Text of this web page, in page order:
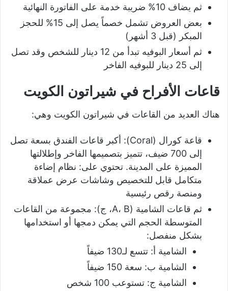
ثم يضاف 10% ضريبة خدمة على الفاتورة النهائية
بعض العروض تشمل خصماً يصل إلى 15% للحجز
المبكر (قبل 3 أشهر)
ثم أسعار البوفيه تبدأ من 12 دينار للشخص وقد تصل
إلى 25 دينار للبوفيه الفاخر
قاعات الأفراح في شيراتون الكويت
هناك العديد من القاعات في شيراتون الكويت وهي:
قاعة كورال (Coral): أكبر قاعات الفندق بسعة تصل
إلى 700 ضيف، تتميز بتصميمها الفاخر وإطلالتها
المميزة على المدينة. تحتوي على: نظام إضاءة
متكامل قابل للتخصيص وشاشات عرض عملاقة
ومنصة رقص رئيسية
ثم قاعات الشامية (A، B، ج): مجموعة من القاعات
المتوسطة الحجم التي يمكن دمجها أو استخدامها
بشكل منفصل:
الشامية أ: تتسع لـ130 ضيفاً
الشامية ب: سعة 150 ضيفاً
الشامية ج: تستوعب 100 شخص